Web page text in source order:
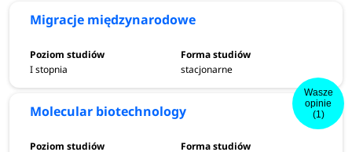
Migracje międzynarodowe
I stopnia stacjonarne
Molecular biotechnology
Wasze
opinie
(1)